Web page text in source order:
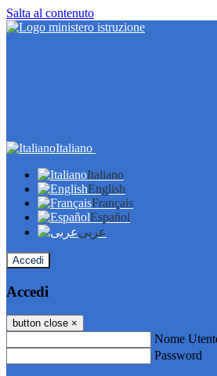
Salta al contenuto
Italiano
Italiano
English
Français
Español
عربى
Accedi
Accedi
button close ×
Nome
Password